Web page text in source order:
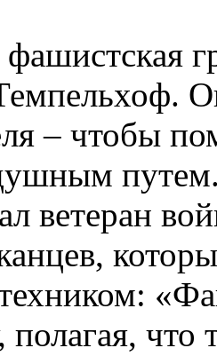
фашистская
– чтобы
ветеран
полагая,